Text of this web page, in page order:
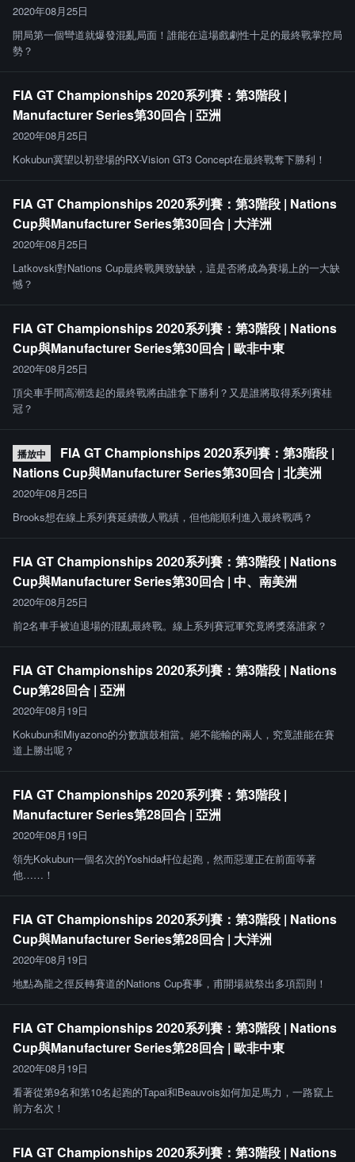
2020年08月25日
開局第一個彎道就爆發混亂局面！誰能在這場戲劇性十足的最終戰掌控局
勢？
FIA GT Championships 2020系列賽：第3階段 |
Manufacturer Series第30回合 | 亞洲
2020年08月25日
Kokubun冀望以初登場的RX-Vision GT3 Concept在最終戰奪下勝利！
FIA GT Championships 2020系列賽：第3階段 | Nations
Cup與Manufacturer Series第30回合 | 大洋洲
2020年08月25日
Latkovski對Nations Cup最終戰興致缺缺，這是否將成為賽場上的一大缺
憾？
FIA GT Championships 2020系列賽：第3階段 | Nations
Cup與Manufacturer Series第30回合 | 歐非中東
2020年08月25日
頂尖車手間高潮迭起的最終戰將由誰拿下勝利？又是誰將取得系列賽桂
冠？
播放中
FIA GT Championships 2020系列賽：第3階段 |
Nations Cup與Manufacturer Series第30回合 | 北美洲
2020年08月25日
Brooks想在線上系列賽延續傲人戰績，但他能順利進入最終戰嗎？
FIA GT Championships 2020系列賽：第3階段 | Nations
Cup與Manufacturer Series第30回合 | 中、南美洲
2020年08月25日
前2名車手被迫退場的混亂最終戰。線上系列賽冠軍究竟將獎落誰家？
FIA GT Championships 2020系列賽：第3階段 | Nations
Cup第28回合 | 亞洲
2020年08月19日
Kokubun和Miyazono的分數旗鼓相當。絕不能輸的兩人，究竟誰能在賽
道上勝出呢？
FIA GT Championships 2020系列賽：第3階段 |
Manufacturer Series第28回合 | 亞洲
2020年08月19日
領先Kokubun一個名次的Yoshida杆位起跑，然而惡運正在前面等著
他……！
FIA GT Championships 2020系列賽：第3階段 | Nations
Cup與Manufacturer Series第28回合 | 大洋洲
2020年08月19日
地點為龍之徑反轉賽道的Nations Cup賽事，甫開場就祭出多項罰則！
FIA GT Championships 2020系列賽：第3階段 | Nations
Cup與Manufacturer Series第28回合 | 歐非中東
2020年08月19日
看著從第9名和第10名起跑的Tapai和Beauvois如何加足馬力，一路竄上
前方名次！
FIA GT Championships 2020系列賽：第3階段 | Nations